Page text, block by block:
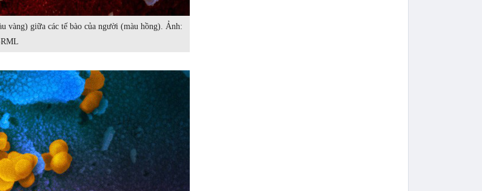
vàng) giữa các tế bào của người (màu hồng). Ảnh: